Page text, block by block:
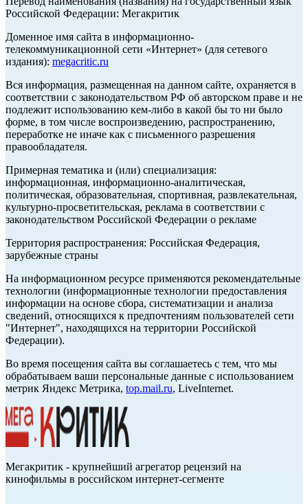
Российской Федерации: Мегакритик
Доменное имя сайта в информационно-
телекоммуникационной сети «Интернет» (для сетевого
издания): megacritic.ru
Вся информация, размещенная на данном сайте, охраняется в
соответствии с законодательством РФ об авторском праве и не
подлежит использованию кем-либо в какой бы то ни было
форме, в том числе воспроизведению, распространению,
переработке не иначе как с письменного разрешения
правообладателя.
Примерная тематика и (или) специализация:
информационная, информационно-аналитическая,
политическая, образовательная, спортивная, развлекательная,
культурно-просветительская, реклама в соответствии с
законодательством Российской Федерации о рекламе
Территория распространения: Российская Федерация,
зарубежные страны
На информационном ресурсе применяются рекомендательные
технологии (информационные технологии предоставления
информации на основе сбора, систематизации и анализа
сведений, относящихся к предпочтениям пользователей сети
"Интернет", находящихся на территории Российской
Федерации).
Во время посещения сайта вы соглашаетесь с тем, что мы
обрабатываем ваши персональные данные с использованием
метрик Яндекс Метрика, top.mail.ru, LiveInternet.
Мегакритик - крупнейший агрегатор рецензий на
кинофильмы в российском интернет-сегменте